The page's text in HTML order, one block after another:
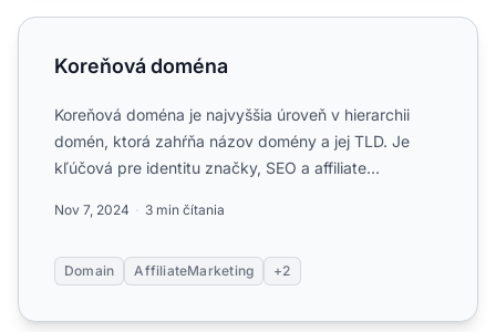
Koreňová doména
Koreňová doména
Koreňová doména je najvyššia úroveň v hierarchii
domén, ktorá zahŕňa názov domény a jej TLD. Je
kľúčová pre identitu značky, SEO a affiliate
Nov 7, 2024 3 min čítania
Domain AffiliateMarketing +2